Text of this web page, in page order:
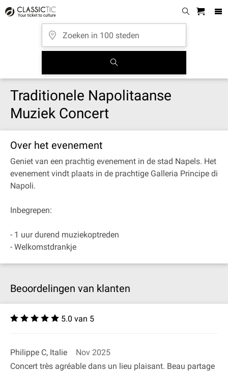
Traditionele Napolitaanse
Muziek Concert
Over het evenement
Geniet van een prachtig evenement in de stad Napels. Het
evenement vindt plaats in de prachtige Galleria Principe di
Napoli.
Inbegrepen:
- 1 uur durend muziekoptreden
- Welkomstdrankje
Beoordelingen van klanten
5.0 van 5
Philippe C, Italie
Nov 2025
Concert très agréable dans un lieu plaisant. Beau partage